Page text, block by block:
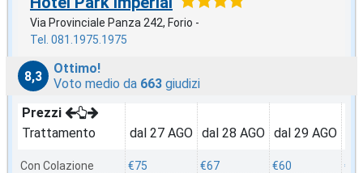
Via Provinciale Panza 242, Forio -
Tel. 081.1975.1975
8,3
Ottimo!
Voto medio da 663 giudizi
Prezzi
Trattamento
Con Colazione
dal 27 AGO
€75
dal 28 AGO
€67
dal 29 AGO
€60
€70